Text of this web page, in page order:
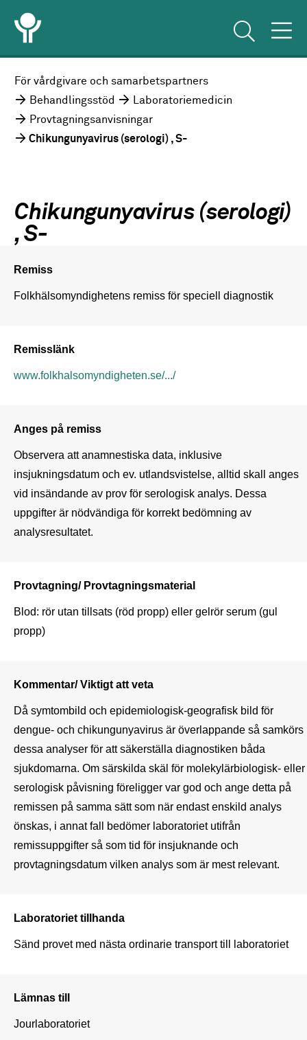
För vårdgivare och samarbetspartners
Behandlingsstöd
Laboratoriemedicin
Provtagningsanvisningar
Chikungunyavirus (serologi) , S-
Chikungunyavirus (serologi)
, S-
Remiss
Folkhälsomyndighetens remiss för speciell diagnostik
Remisslänk
www.folkhalsomyndigheten.se/.../
Anges på remiss
Observera att anamnestiska data, inklusive
insjukningsdatum och ev. utlandsvistelse, alltid skall anges
vid insändande av prov för serologisk analys. Dessa
uppgifter är nödvändiga för korrekt bedömning av
analysresultatet.
Provtagning/ Provtagningsmaterial
Blod: rör utan tillsats (röd propp) eller gelrör serum (gul
Kommentar/ Viktigt att veta
Då symtombild och epidemiologisk-geografisk bild för
dengue- och chikungunyavirus är överlappande så samkörs
dessa analyser för att säkerställa diagnostiken båda
sjukdomarna. Om särskilda skäl för molekylärbiologisk- eller
serologisk påvisning föreligger var god och ange detta på
remissen på samma sätt som när endast enskild analys
önskas, i annat fall bedömer laboratoriet utifrån
remissuppgifter så som tid för insjuknande och
provtagningsdatum vilken analys som är mest relevant.
Laboratoriet tillhanda
Sänd provet med nästa ordinarie transport till laboratoriet
Lämnas till
Jourlaboratoriet